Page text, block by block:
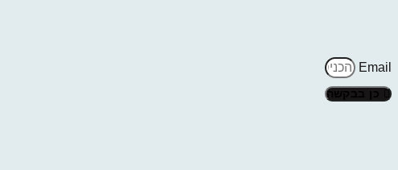
Email
כן בבקשה